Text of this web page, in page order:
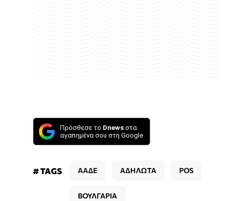
Πρόσθεσε το Dnews στα
αγαπημένα σου στη Google
# TAGS ΑΑΔΕ ΑΔΗΛΩΤΑ POS
ΒΟΥΛΓΑΡΙΑ